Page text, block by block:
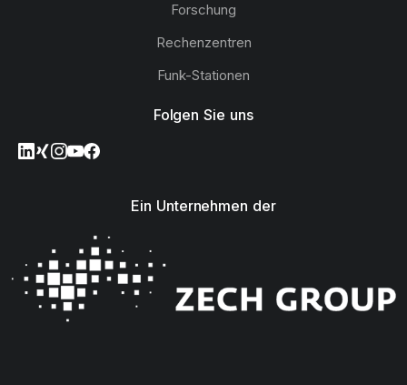
Forschung
Rechenzentren
Funk-Stationen
Folgen Sie uns
Ein Unternehmen der